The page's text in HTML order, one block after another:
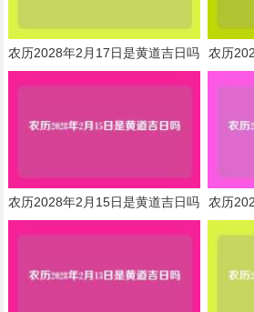
农历2028年2月17日是黄道吉日吗 农历
农历2028年2月15日是黄道吉日吗 农历